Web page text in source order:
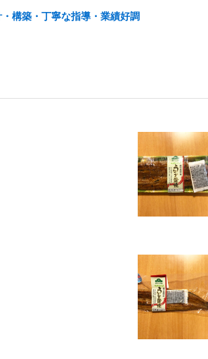
構築・丁寧な指導・業績好調